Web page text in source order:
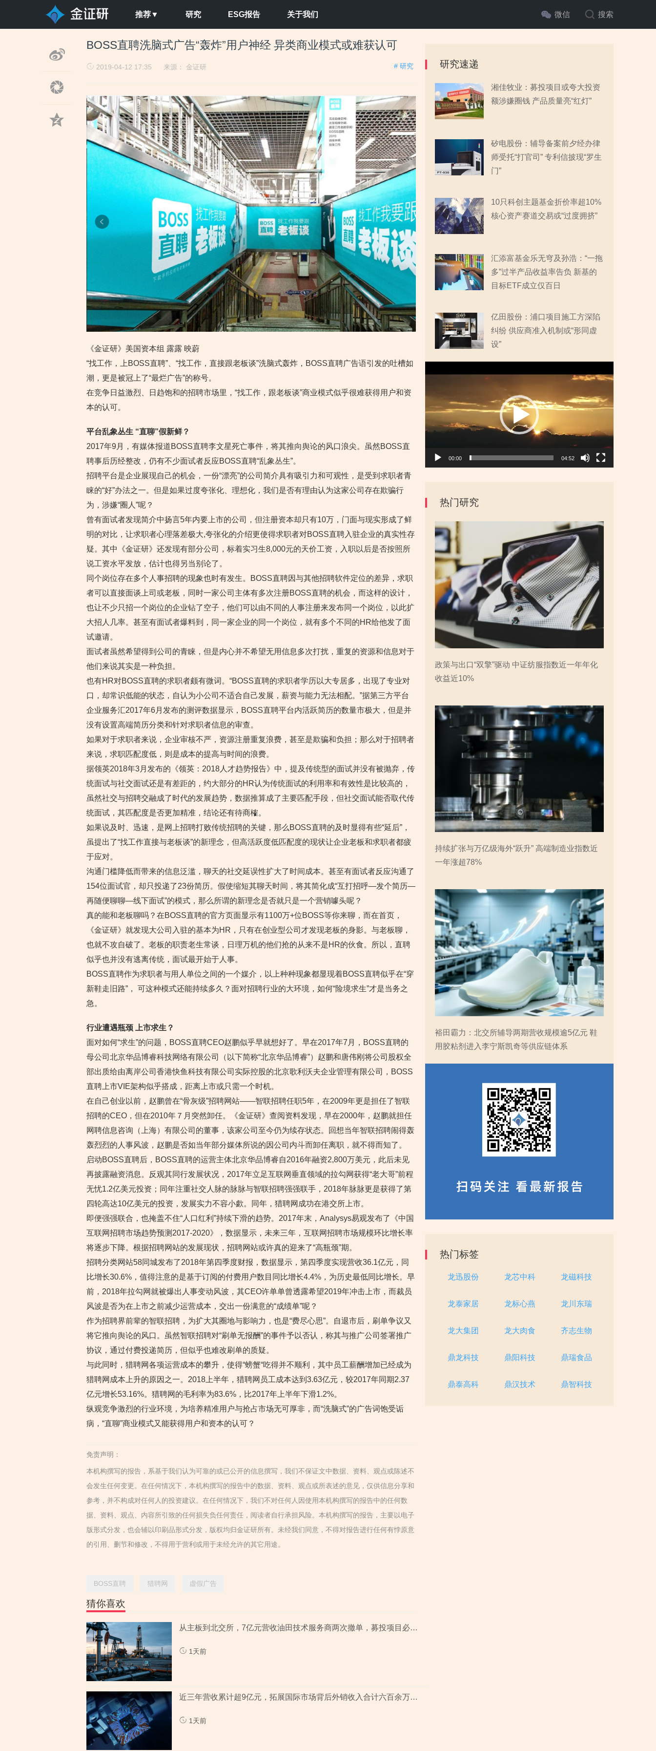
推荐▼ 研究 ESG报告 关于我们 微信 搜索
BOSS直聘洗脑式广告“轰炸”用户神经 异类商业模式或难获认可
# 研究
2019-04-12 17:35 来源： 金证研
《金证研》美国资本组 露露 映蔚
“找工作，上BOSS直聘”、“找工作，直接跟老板谈”洗脑式轰炸，BOSS直聘广告语引发的吐槽如
潮，更是被冠上了“最烂广告”的称号。
在竞争日益激烈、日趋饱和的招聘市场里，“找工作，跟老板谈”商业模式似乎很难获得用户和资
本的认可。
平台乱象丛生 “直聊”假新鲜？
2017年9月，有媒体报道BOSS直聘李文星死亡事件，将其推向舆论的风口浪尖。虽然BOSS直
聘事后历经整改，仍有不少面试者反应BOSS直聘“乱象丛生”。
招聘平台是企业展现自己的机会，一份“漂亮”的公司简介具有吸引力和可观性，是受到求职者青
睐的“好”办法之一。但是如果过度夸张化、理想化，我们是否有理由认为这家公司存在欺骗行
为，涉嫌“圈人”呢？
曾有面试者发现简介中扬言5年内要上市的公司，但注册资本却只有10万，门面与现实形成了鲜
明的对比，让求职者心理落差极大,夸张化的介绍更使得求职者对BOSS直聘入驻企业的真实性存
疑。其中《金证研》还发现有部分公司，标着实习生8,000元的天价工资，入职以后是否按照所
说工资水平发放，估计也得另当别论了。
同个岗位存在多个人事招聘的现象也时有发生。BOSS直聘因与其他招聘软件定位的差异，求职
者可以直接面谈上司或老板，同时一家公司主体有多次注册BOSS直聘的机会，而这样的设计，
也让不少只招一个岗位的企业钻了空子，他们可以由不同的人事注册来发布同一个岗位，以此扩
大招人几率。甚至有面试者爆料到，同一家企业的同一个岗位，就有多个不同的HR给他发了面
试邀请。
面试者虽然希望得到公司的青睐，但是内心并不希望无用信息多次打扰，重复的资源和信息对于
他们来说其实是一种负担。
也有HR对BOSS直聘的求职者颇有微词。“BOSS直聘的求职者学历以大专居多，出现了专业对
口，却常识低能的状态，自认为小公司不适合自己发展，薪资与能力无法相配。”据第三方平台
企业服务汇2017年6月发布的测评数据显示，BOSS直聘平台内活跃简历的数量市极大，但是并
没有设置高端简历分类和针对求职者信息的审查。
如果对于求职者来说，企业审核不严，资源注册重复浪费，甚至是欺骗和负担；那么对于招聘者
来说，求职匹配度低，则是成本的提高与时间的浪费。
据领英2018年3月发布的《领英：2018人才趋势报告》中，提及传统型的面试并没有被抛弃，传
统面试与社交面试还是有差距的，约大部分的HR认为传统面试的利用率和有效性是比较高的，
虽然社交与招聘交融成了时代的发展趋势，数据推算成了主要匹配手段，但社交面试能否取代传
统面试，其匹配度是否更加精准，结论还有待商榷。
如果说及时、迅速，是网上招聘打败传统招聘的关键，那么BOSS直聘的及时显得有些“延后”，
虽提出了“找工作直接与老板谈”的新理念，但高活跃度低匹配度的现状让企业老板和求职者都疲
于应对。
沟通门槛降低而带来的信息泛滥，聊天的社交延误性扩大了时间成本。甚至有面试者反应沟通了
154位面试官，却只投递了23份简历。假使缩短其聊天时间，将其简化成“互打招呼—发个简历—
再随便聊聊—线下面试”的模式，那么所谓的新理念是否就只是一个营销噱头呢？
真的能和老板聊吗？在BOSS直聘的官方页面显示有1100万+位BOSS等你来聊，而在首页，
《金证研》就发现大公司入驻的基本为HR，只有在创业型公司才发现老板的身影。与老板聊，
也就不攻自破了。老板的职责老生常谈，日理万机的他们抢的从来不是HR的伙食。所以，直聘
似乎也并没有逃离传统，面试最开始于人事。
BOSS直聘作为求职者与用人单位之间的一个媒介，以上种种现象都显现着BOSS直聘似乎在“穿
新鞋走旧路”， 可这种模式还能持续多久？面对招聘行业的大环境，如何“险境求生”才是当务之
急。
行业遭遇瓶颈 上市求生？
面对如何“求生”的问题，BOSS直聘CEO赵鹏似乎早就想好了。早在2017年7月，BOSS直聘的
母公司北京华品博睿科技网络有限公司（以下简称“北京华品博睿”）赵鹏和唐伟刚将公司股权全
部出质给由离岸公司香港快鱼科技有限公司实际控股的北京歌利沃夫企业管理有限公司，BOSS
直聘上市VIE架构似乎搭成，距离上市或只需一个时机。
在自己创业以前，赵鹏曾在“骨灰级”招聘网站——智联招聘任职5年，在2009年更是担任了智联
招聘的CEO，但在2010年７月突然卸任。《金证研》查阅资料发现，早在2000年，赵鹏就担任
网聘信息咨询（上海）有限公司的董事，该家公司至今仍为续存状态。回想当年智联招聘闹得轰
轰烈烈的人事风波，赵鹏是否如当年部分媒体所说的因公司内斗而卸任离职，就不得而知了。
启动BOSS直聘后，BOSS直聘的运营主体北京华品博睿自2016年融资2,800万美元，此后未见
再披露融资消息。反观其同行发展状况，2017年立足互联网垂直领域的拉勾网获得“老大哥”前程
无忧1.2亿美元投资；同年注重社交人脉的脉脉与智联招聘强强联手，2018年脉脉更是获得了第
四轮高达10亿美元的投资，发展实力不容小歔。同年，猎聘网成功在港交所上市。
即便强强联合，也掩盖不住“人口红利”持续下滑的趋势。2017年末，Analysys易观发布了《中国
互联网招聘市场趋势预测2017-2020》，数据显示，未来三年，互联网招聘市场规模环比增长率
将逐步下降。根据招聘网站的发展现状，招聘网站或许真的迎来了“高瓶颈”期。
招聘分类网站58同城发布了2018年第四季度财报，数据显示，第四季度实现营收36.1亿元，同
比增长30.6%，值得注意的是基于订阅的付费用户数目同比增长4.4%，为历史最低同比增长。早
前，2018年拉勾网就被爆出人事变动风波，其CEO许单单曾透露希望2019年冲击上市，而裁员
风波是否为在上市之前减少运营成本，交出一份满意的“成绩单”呢？
作为招聘界前辈的智联招聘，为扩大其圈地与影响力，也是“费尽心思”。自退市后，刷单争议又
将它推向舆论的风口。虽然智联招聘对“刷单无报酬”的事件予以否认，称其与推广公司签署推广
协议，通过付费投递简历，但似乎也难改刷单的质疑。
与此同时，猎聘网各项运营成本的攀升，使得“螃蟹“吃得并不顺利，其中员工薪酬增加已经成为
猎聘网成本上升的原因之一。2018上半年，猎聘网员工成本达到3.63亿元，较2017年同期2.37
亿元增长53.16%。猎聘网的毛利率为83.6%，比2017年上半年下滑1.2%。
纵观竞争激烈的行业环境，为培养精准用户与抢占市场无可厚非，而“洗脑式”的广告词饱受诟
病，“直聊”商业模式又能获得用户和资本的认可？
免责声明：
本机构撰写的报告，系基于我们认为可靠的或已公开的信息撰写，我们不保证文中数据、资料、观点或陈述不
会发生任何变更。在任何情况下，本机构撰写的报告中的数据、资料、观点或所表述的意见，仅供信息分享和
参考，并不构成对任何人的投资建议。在任何情况下，我们不对任何人因使用本机构撰写的报告中的任何数
据、资料、观点、内容所引致的任何损失负任何责任，阅读者自行承担风险。本机构撰写的报告，主要以电子
版形式分发，也会辅以印刷品形式分发，版权均归金证研所有。未经我们同意，不得对报告进行任何有悖原意
的引用、删节和修改，不得用于营利或用于未经允许的其它用途。
BOSS直聘 猎聘网 虚假广告
猜你喜欢
从主板到北交所，7亿元营收油田技术服务商两次撤单，募投项目必要性与核心技术竞争力遭“拷问”
1天前
近三年营收累计超9亿元，拓展国际市场背后外销收入合计六百余万元，辅导期间参与高校牵头的重点研发项目，大客户股东或与该高校人员“同名”
1天前
研究速递
湘佳牧业：募投项目或夸大投资
额涉嫌圈钱 产品质量亮“红灯”
矽电股份：辅导备案前夕经办律
师受托“打官司” 专利信披现“罗生
门”
10只科创主题基金折价率超10%
核心资产赛道交易或“过度拥挤”
汇添富基金乐无穹及孙浩：“一拖
多”过半产品收益率告负 新基的
目标ETF成立仅百日
亿田股份：浦口项目施工方深陷
纠纷 供应商准入机制或“形同虚
设”
频
放
器
00:00 04:52
热门研究
政策与出口“双擎”驱动 中证纺服指数近一年年化
收益近10%
持续扩张与万亿级海外“跃升” 高端制造业指数近
一年涨超78%
裕田霸力：北交所辅导两期营收规模逾5亿元 鞋
用胶粘剂进入李宁斯凯奇等供应链体系
热门标签
龙迅股份 龙芯中科 龙磁科技
龙泰家居 龙标心燕 龙川东瑞
龙大集团 龙大肉食 齐志生物
鼎龙科技 鼎阳科技 鼎瑞食品
鼎泰高科 鼎汉技术 鼎智科技